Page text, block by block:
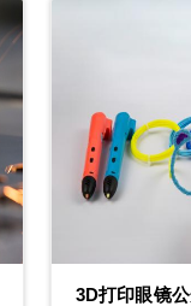
3D打印眼镜